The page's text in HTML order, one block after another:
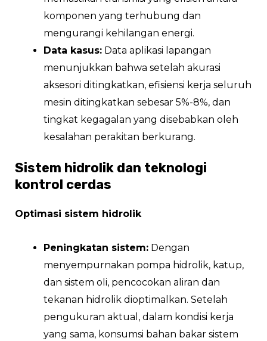
komponen yang terhubung dan
mengurangi kehilangan energi.
Data kasus: Data aplikasi lapangan
menunjukkan bahwa setelah akurasi
aksesori ditingkatkan, efisiensi kerja seluruh
mesin ditingkatkan sebesar 5%-8%, dan
tingkat kegagalan yang disebabkan oleh
kesalahan perakitan berkurang.
Sistem hidrolik dan teknologi
kontrol cerdas
Optimasi sistem hidrolik
Peningkatan sistem: Dengan
menyempurnakan pompa hidrolik, katup,
dan sistem oli, pencocokan aliran dan
tekanan hidrolik dioptimalkan. Setelah
pengukuran aktual, dalam kondisi kerja
yang sama, konsumsi bahan bakar sistem